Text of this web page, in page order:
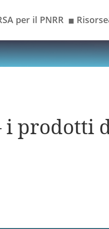
per il PNRR ■
i prodotti